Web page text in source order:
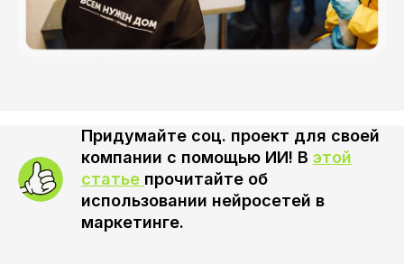
Придумайте соц. проект для своей
компании с помощью ИИ! В этой
статье прочитайте об
использовании нейросетей в
маркетинге.